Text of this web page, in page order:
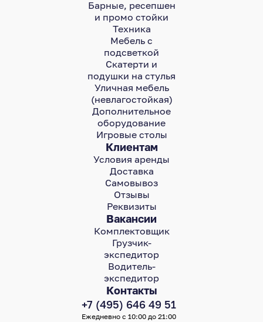
Контакты
+7 (495) 646 49 51
Ежедневно с 10:00 до 21:00
Клиентам
Условия аренды
Доставка
Самовывоз
Отзывы
Реквизиты
Вакансии
Комплектовщик
Грузчик-
экспедитор
Водитель-
экспедитор
Барные, ресепшен
и промо стойки
Техника
Мебель с
подсветкой
Скатерти и
подушки на стулья
Уличная мебель
(невлагостойкая)
Дополнительное
оборудование
Игровые столы